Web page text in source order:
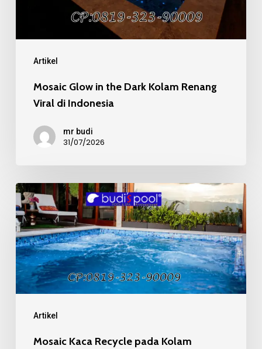
Artikel
Mosaic Glow in the Dark Kolam Renang
Viral di Indonesia
mr budi
31/07/2026
Artikel
Mosaic
Kaca
Recycle
pada
Kolam
Renang
Mosaic Kaca Recycle pada Kolam